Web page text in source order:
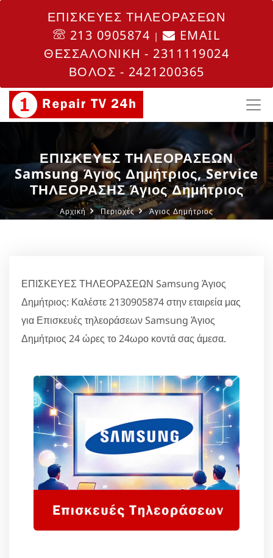
ΕΠΙΣΚΕΥΕΣ ΤΗΛΕΟΡΑΣΕΩΝ
213 0905874 |
EMAIL
ΘΕΣΣΑΛΟΝΙΚΗ - 2311119024
ΒΟΛΟΣ - 2421200365
ΕΠΙΣΚΕΥΕΣ ΤΗΛΕΟΡΑΣΕΩΝ
Samsung Άγιος Δημήτριος, Service
ΤΗΛΕΟΡΑΣΗΣ Άγιος Δημήτριος
Αρχική Περιοχές Άγιος Δημήτριος
ΕΠΙΣΚΕΥΕΣ ΤΗΛΕΟΡΑΣΕΩΝ Samsung Άγιος
Δημήτριος: Καλέστε 2130905874 στην εταιρεία μας
για Επισκευές τηλεοράσεων Samsung Άγιος
Δημήτριος 24 ώρες το 24ωρο κοντά σας άμεσα.